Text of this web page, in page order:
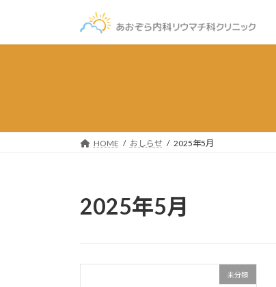
HOME おしらせ 2025年5月
2025年5月
未分類